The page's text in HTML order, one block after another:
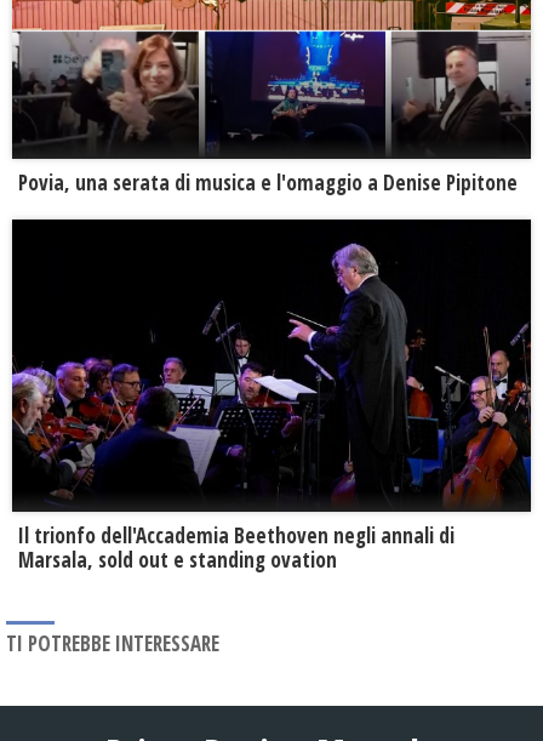
Povia, una serata di musica e l'omaggio a Denise Pipitone
Il trionfo dell'Accademia Beethoven negli annali di
Marsala, sold out e standing ovation
TI POTREBBE INTERESSARE